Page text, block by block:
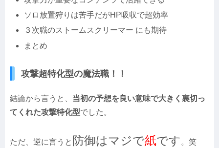
ソロ放置狩りは苦手だがHP吸収で超効率
３次職のストームスクリーマー にも期待
まとめ
攻撃超特化型の魔法職！！
結論から言うと、 当初の予想を良い意味で大きく裏切っ
てくれた攻撃特化型でした。
ただ、逆に言うと 防御はマジで紙です 。笑